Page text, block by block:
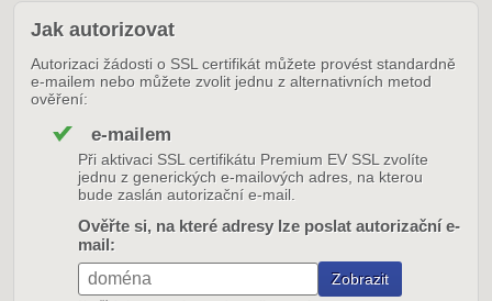
Jak autorizovat
Autorizaci žádosti o SSL certifikát můžete provést standardně
e-mailem nebo můžete zvolit jednu z alternativních metod
ověření:
e-mailem
Při aktivaci SSL certifikátu Premium EV SSL zvolíte
jednu z generických e-mailových adres, na kterou
bude zaslán autorizační e-mail.
Ověřte si, na které adresy lze poslat autorizační e-
mail: